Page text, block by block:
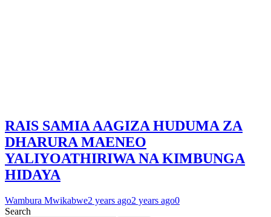
RAIS SAMIA AAGIZA HUDUMA ZA
DHARURA MAENEO
YALIYOATHIRIWA NA KIMBUNGA
HIDAYA
Wambura Mwikabwe2 years ago2 years ago0
Search